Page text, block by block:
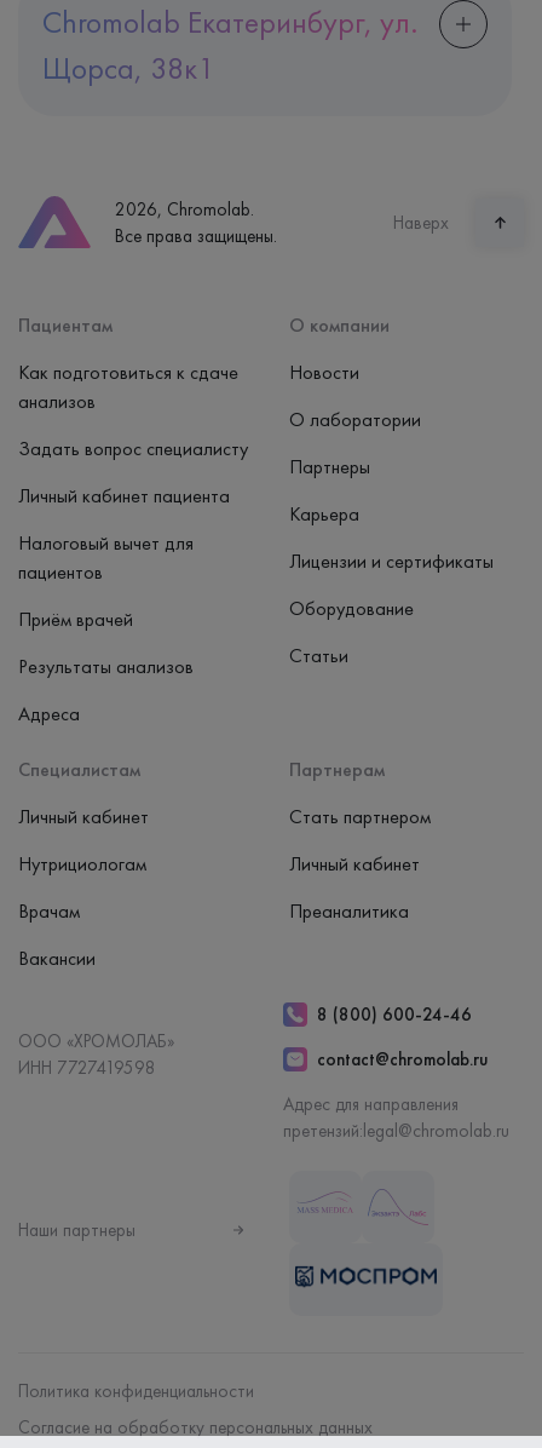
Chromolab Екатеринбург, ул.
Щорса, 38к1
Часы работы
пн-вс: 7:30-15:00
2026, Chromolab.
Все права защищены.
Наверх
Пациентам
Как подготовиться к сдаче
анализов
Задать вопрос специалисту
Личный кабинет пациента
Налоговый вычет для
пациентов
Приём врачей
Результаты анализов
Адреса
Специалистам
Личный кабинет
Нутрициологам
Врачам
Вакансии
Партнерам
Стать партнером
Личный кабинет
Преаналитика
О компании
Новости
О лаборатории
Партнеры
Карьера
Лицензии и сертификаты
Оборудование
Статьи
ООО «ХРОМОЛАБ»
ИНН 7727419598
8 (800) 600-24-46
contact@chromolab.ru
Адрес для направления
претензий:legal@chromolab.ru
Наши партнеры
Политика конфиденциальности
Согласие на обработку персональных данных